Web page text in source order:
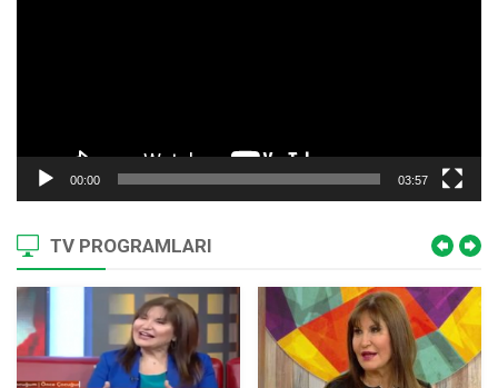
00:00 03:57
TV PROGRAMLARI